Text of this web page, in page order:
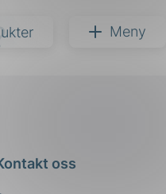
Meny
oss